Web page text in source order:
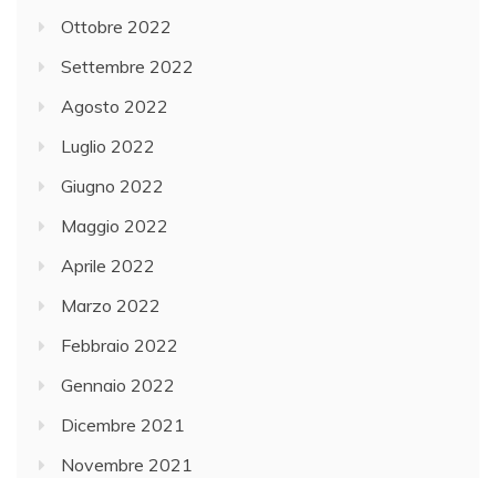
Ottobre 2022
Settembre 2022
Agosto 2022
Luglio 2022
Giugno 2022
Maggio 2022
Aprile 2022
Marzo 2022
Febbraio 2022
Gennaio 2022
Dicembre 2021
Novembre 2021